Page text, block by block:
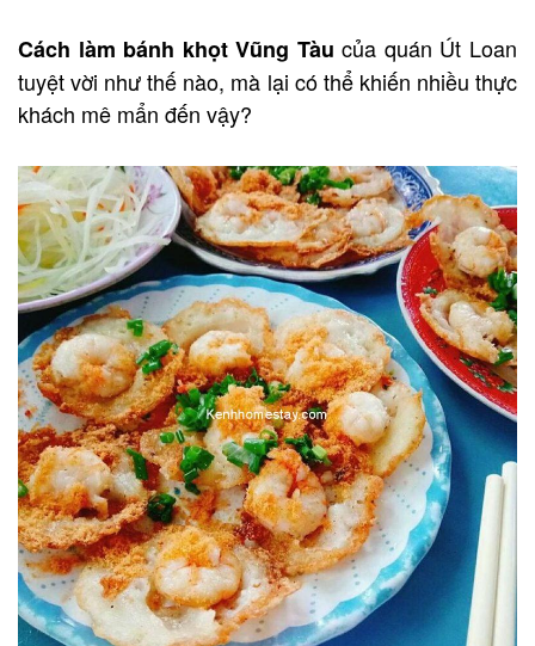
Cách làm bánh khọt Vũng Tàucủa quán Út Loan
tuyệt vời như thế nào, mà lại có thể khiến nhiều thực
khách mê mẩn đến vậy?